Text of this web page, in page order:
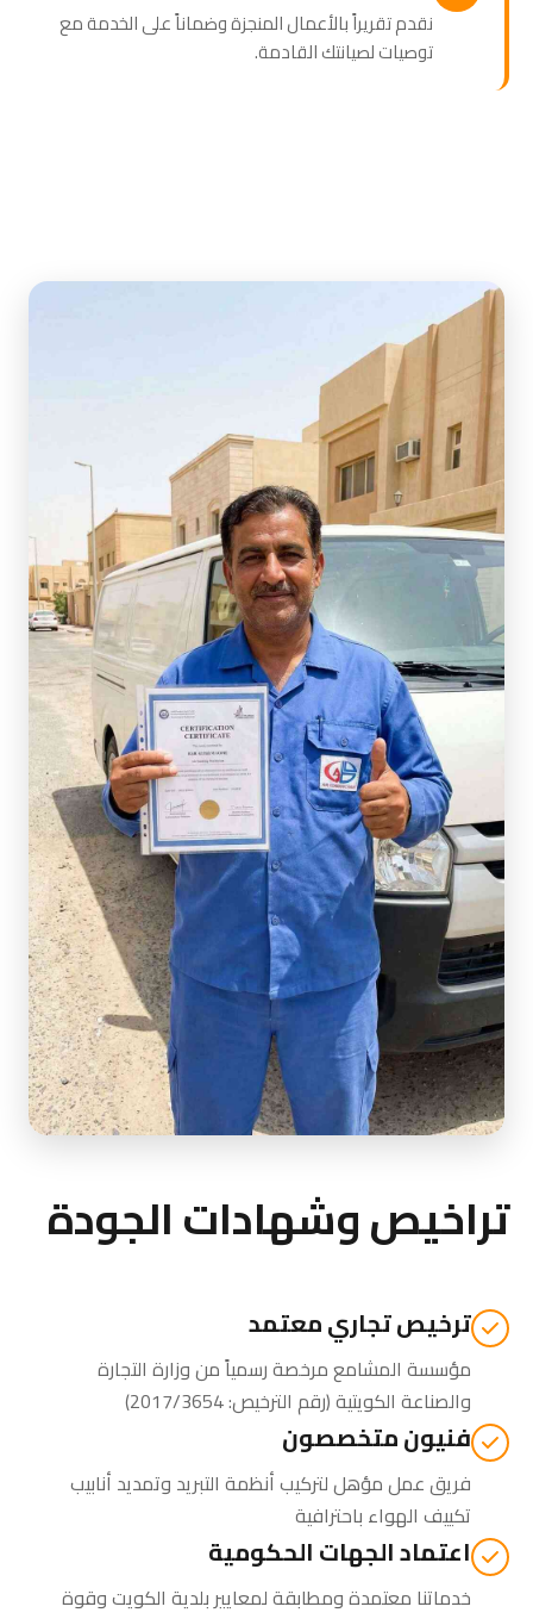
نقدم تقريراً بالأعمال المنجزة وضماناً على الخدمة مع
توصيات لصيانتك القادمة.
تراخيص وشهادات الجودة
ترخيص تجاري معتمد
مؤسسة المشامع مرخصة رسمياً منوزارة التجارة
والصناعة الكويتية(رقم الترخيص: 2017/3654)
فنيون متخصصون
فريق عمل مؤهل لتركيب أنظمة التبريد وتمديد أنابيب
تكييف الهواء باحترافية
اعتماد الجهات الحكومية
خدماتنا معتمدة ومطابقة لمعايير بلدية الكويت وقوة